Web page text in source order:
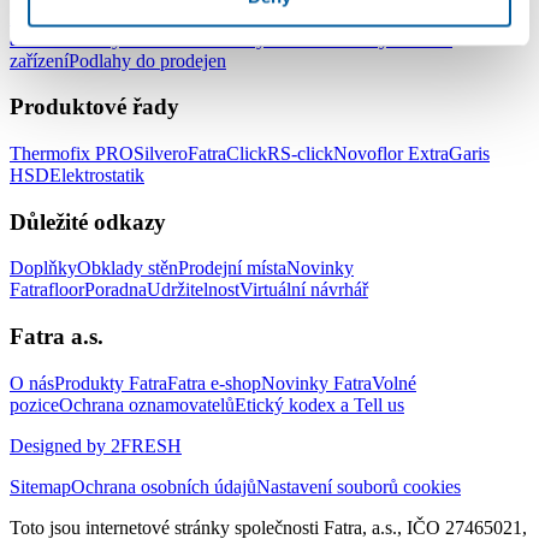
a zdravotnických zařízení
zařízeníPodlahy do prodejen
Produktové řady
Thermofix PROSilveroFatraClickRS-clickNovoflor ExtraGaris
HSDElektrostatik
Důležité odkazy
DoplňkyObklady stěnProdejní místaNovinky
FatrafloorPoradnaUdržitelnostVirtuální návrhář
Fatra a.s.
O násProdukty FatraFatra e-shopNovinky FatraVolné
poziceOchrana oznamovatelůEtický kodex a Tell us
Designed by 2FRESH
SitemapOchrana osobních údajůNastavení souborů cookies
Toto jsou internetové stránky společnosti Fatra, a.s., IČO 27465021,